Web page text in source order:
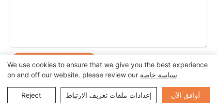
إرسال الاستفسار الآن
Send Inquiry
We use cookies to ensure that we give you the best experience
on and off our website. please review our سياسة خاصة
Reject إعدادات ملفات تعريف الارتباط أوافق الآن